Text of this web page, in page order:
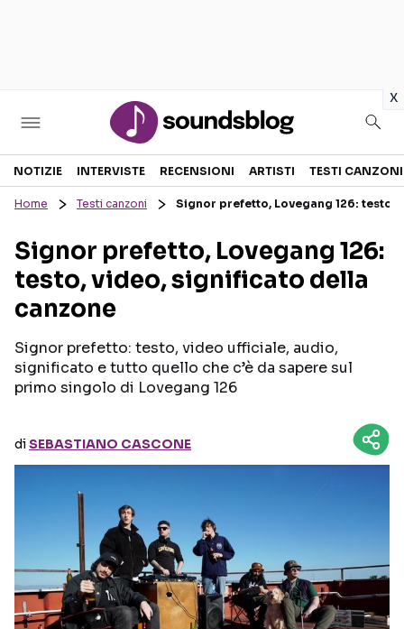
x
Sezioni
RECENSIONI MUSICALI
INTERVISTE
GOSSIP E CURIOSITÀ
TESTI CANZONI
TOUR ED EVENTI
Seguici sui social
NOTIZIE INTERVISTE RECENSIONI ARTISTI TESTI CANZONI
Home Testi canzoni Signor prefetto, Lovegang 126: testo,
Signor prefetto, Lovegang 126:
testo, video, significato della
canzone
Signor prefetto: testo, video ufficiale, audio,
significato e tutto quello che c’è da sapere sul
primo singolo di Lovegang 126
diSEBASTIANO CASCONE